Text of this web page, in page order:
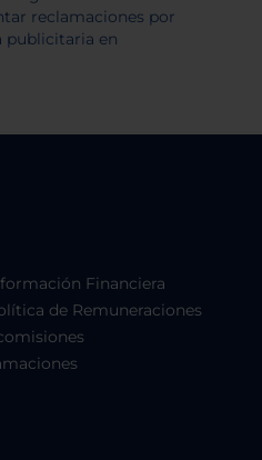
Financiera
de Remuneraciones